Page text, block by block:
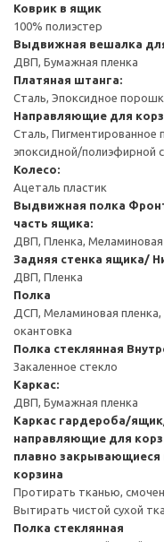
Коврик в ящик
100% полиэстер
Выдвижная вешалка
ДВП, Бумажная пленка
Платяная штанга:
Сталь, Эпоксидное
Направляющие для
Сталь, Пигментированное
эпоксидной/полиэфирной
Колесо:
Ацеталь пластик
Выдвижная полка
часть ящика:
ДВП, Пленка, Меламиновая
Задняя стенка ящика/
ДВП, Пленка
Полка
ДСП, Меламиновая пленка,
окантовка
Полка стеклянная
Закаленное стекло
Каркас:
ДВП, Бумажная пленка
Каркас гардероба/
направляющие для
плавно закрывающиеся
корзина
Протирать тканью,
Вытирать чистой сухой
Полка стеклянная